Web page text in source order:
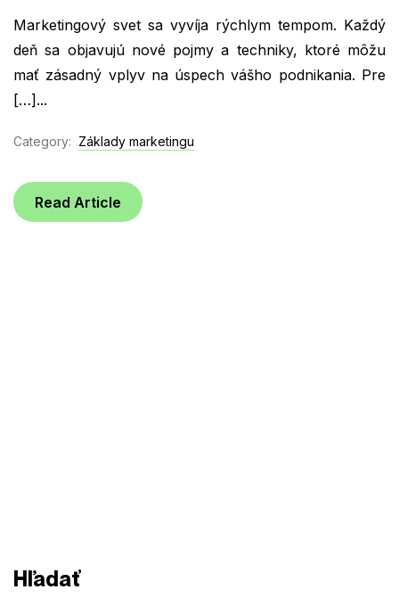
Marketingový svet sa vyvíja rýchlym tempom. Každý
deň sa objavujú nové pojmy a techniky, ktoré môžu
mať zásadný vplyv na úspech vášho podnikania. Pre
[…]...
Category: Základy marketingu
Read Article
Hľadať